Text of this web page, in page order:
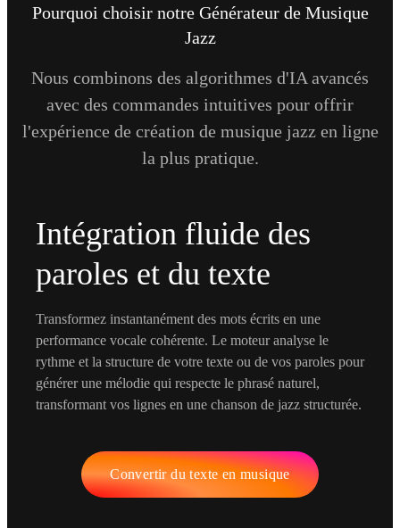
Pourquoi choisir notre Générateur de Musique
Jazz
Nous combinons des algorithmes d'IA avancés
avec des commandes intuitives pour offrir
l'expérience de création de musique jazz en ligne
la plus pratique.
Intégration fluide des
paroles et du texte
Transformez instantanément des mots écrits en une
performance vocale cohérente. Le moteur analyse le
rythme et la structure de votre texte ou de vos paroles pour
générer une mélodie qui respecte le phrasé naturel,
transformant vos lignes en une chanson de jazz structurée.
Convertir du texte en musique